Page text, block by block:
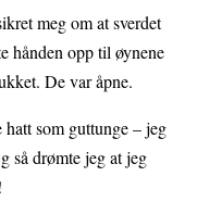
meg om at sverdet
hånden opp til øynene
De var åpne.
som guttunge – jeg
så drømte jeg at jeg